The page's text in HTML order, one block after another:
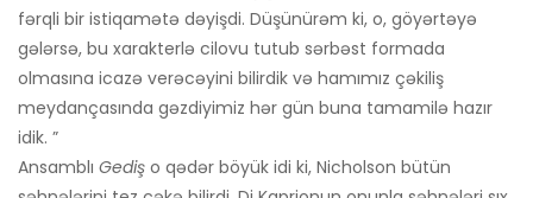
fərqli bir istiqamətə dəyişdi. Düşünürəm ki, o, göyərtəyə
gələrsə, bu xarakterlə cilovu tutub sərbəst formada
olmasına icazə verəcəyini bilirdik və hamımız çəkiliş
meydançasında gəzdiyimiz hər gün buna tamamilə hazır
idik. ”
Ansamblı Gediş o qədər böyük idi ki, Nicholson bütün